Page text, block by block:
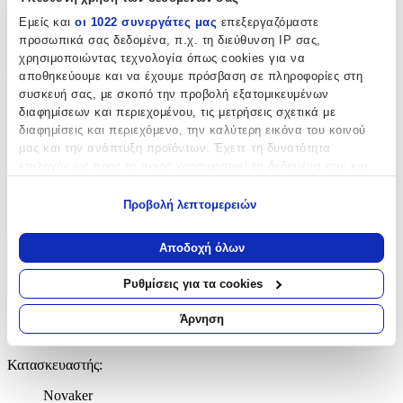
Εμείς και οι 1022 συνεργάτες μας επεξεργαζόμαστε
προσωπικά σας δεδομένα, π.χ. τη διεύθυνση IP σας,
χρησιμοποιώντας τεχνολογία όπως cookies για να
αποθηκεύουμε και να έχουμε πρόσβαση σε πληροφορίες στη
συσκευή σας, με σκοπό την προβολή εξατομικευμένων
διαφημίσεων και περιεχομένου, τις μετρήσεις σχετικά με
διαφημίσεις και περιεχόμενο, την καλύτερη εικόνα του κοινού
μας και την ανάπτυξη προϊόντων. Έχετε τη δυνατότητα
Να συλλέξουμε πληροφορίες σχετικά με τη γεωγραφική
σας τοποθεσία, οι οποίες μπορεί να είναι ακριβείς σε
απόσταση μερικών μέτρων
Να αναγνωρίσουμε τη συσκευή σας σαρώνοντας ενεργά
για συγκεκριμένα χαρακτηριστικά (δακτυλικό αποτύπωμα)
Μάθετε περισσότερα σχετικά με τον τρόπο επεξεργασίας των
στηνενότητα “Λεπτομέρειες”
ανακαλέσετε τη συγκατάθεσή σας ανά πάσα στιγμή από τη
Προβολή λεπτομερειών
Αποδοχή όλων
Ρυθμίσεις για τα cookies
Άρνηση
Βασικά Χαρακτηριστικά
Φύλο:
Αγόρι
Πρόσθετα Χαρακτηριστικά
Extra:
Χαρακτηριστικά
Χαρακτηριστικά
Κατασκευαστής:
Novaker